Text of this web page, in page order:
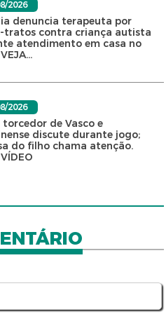
2026
denuncia terapeuta por
tratos contra criança autista
atendimento em casa no
2026
torcedor de Vasco e
discute durante jogo;
do filho chama atenção.